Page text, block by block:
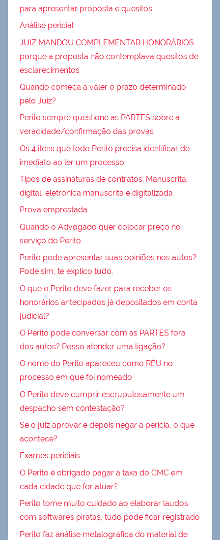
para apresentar proposta e quesitos
Análise pericial
JUIZ MANDOU COMPLEMENTAR HONORÁRIOS
porque a proposta não contemplava quesitos de
esclarecimentos
Quando começa a valer o prazo determinado
pelo Juiz?
Perito sempre questione as PARTES sobre a
veracidade/confirmação das provas
Os 4 itens que todo Perito precisa identificar de
imediato ao ler um processo
Tipos de assinaturas de contratos: Manuscrita,
digital, eletrônica manuscrita e digitalizada
Prova emprestada
Quando o Advogado quer colocar preço no
serviço do Perito
Perito pode apresentar suas opiniões nos autos?
Pode sim, te explico tudo.
O que o Perito deve fazer para receber os
honorários antecipados já depositados em conta
judicial?
O Perito pode conversar com as PARTES fora
dos autos? Posso atender uma ligação?
O nome do Perito apareceu como RÉU no
processo em que foi nomeado
O Perito deve cumprir escrupulosamente um
despacho sem contestação?
Se o juiz aprovar e depois negar a perícia, o que
acontece?
Exames periciais
O Perito é obrigado pagar a taxa do CMC em
cada cidade que for atuar?
Perito tome muito cuidado ao elaborar laudos
com softwares piratas, tudo pode ficar registrado
Perito faz análise metalográfica do material de